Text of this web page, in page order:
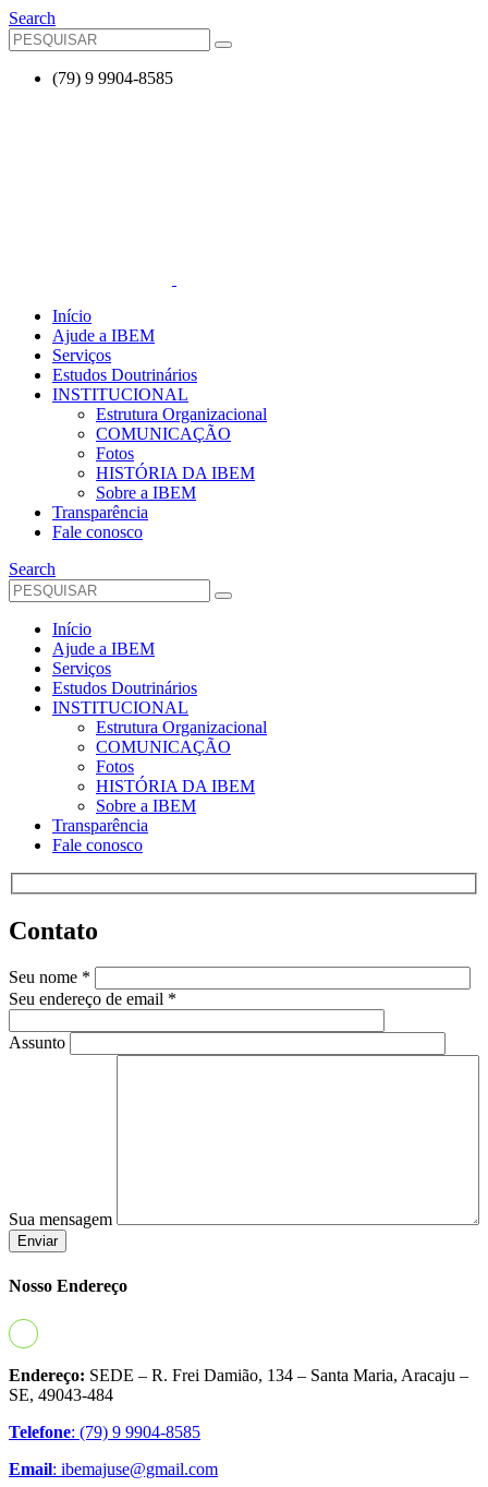
Search
(79) 9 9904-8585
Início
Ajude a IBEM
Serviços
Estudos Doutrinários
INSTITUCIONAL
Estrutura Organizacional
COMUNICAÇÃO
Fotos
HISTÓRIA DA IBEM
Sobre a IBEM
Transparência
Fale conosco
Search
Início
Ajude a IBEM
Serviços
Estudos Doutrinários
INSTITUCIONAL
Estrutura Organizacional
COMUNICAÇÃO
Fotos
HISTÓRIA DA IBEM
Sobre a IBEM
Transparência
Fale conosco
Contato
Seu nome *
Seu endereço de email *
Assunto
Sua mensagem
Nosso Endereço
Endereço: SEDE – R. Frei Damião, 134 – Santa Maria, Aracaju –
SE, 49043-484
Telefone: (79) 9 9904-8585
Email: ibemajuse@gmail.com